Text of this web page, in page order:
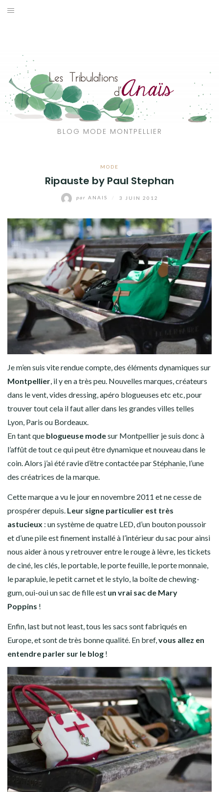
Aller
BLOG MODE MONTPELLIER
MODE
Ripauste by Paul Stephan
par ANAIS 3 JUIN 2012
Je m’en suis vite rendue compte, des éléments dynamiques sur
Montpellier, il y en a très peu. Nouvelles marques, créateurs
dans le vent, vides dressing, apéro blogueuses etc etc, pour
trouver tout cela il faut aller dans les grandes villes telles
Lyon, Paris ou Bordeaux.
En tant que blogueuse modesur Montpellier je suis donc à
l’affût de tout ce qui peut être dynamique et nouveau dans le
coin. Alors j’ai été ravie d’être contactée parStéphanie, l’une
des créatrices de la marque.
Cette marque a vu le jour en novembre 2011 et ne cesse de
prospérer depuis. Leur signe particulier est très
astucieux : un système de quatre LED, d’un bouton poussoir
et d’une pile est finement installé à l’intérieur du sac pour ainsi
nous aider à nous y retrouver entre le rouge à lèvre, les tickets
de ciné, les clés, le portable, le porte feuille, le porte monnaie,
le parapluie, le petit carnet et le stylo, la boîte de chewing-
gum, oui-oui un sac de fille est un vrai sac de Mary
Poppins !
Enfin, last but not least, tous les sacs sont fabriqués en
Europe, et sont de très bonne qualité. En bref,vous allez en
entendre parler sur le blog !
CATÉGORIES
VOYAGE
MON DRESSING